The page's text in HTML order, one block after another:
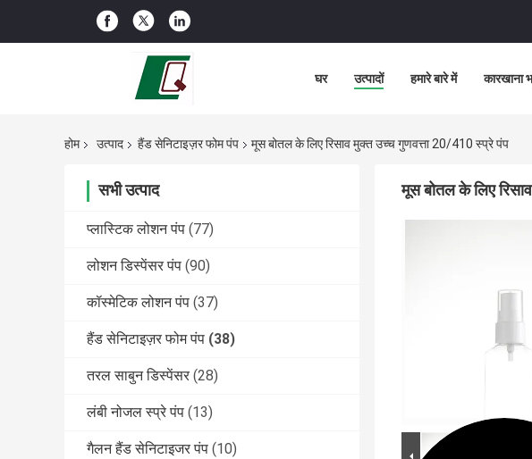
घर उत्पादों हमारे बारे में कारखाना
होम उत्पाद हैंड सेनिटाइज़र फोम पंप मूस बोतल के लिए रिसाव मुक्त उच्च गुणवत्ता 20/410 स्प्रे पंप
सभी उत्पाद
प्लास्टिक लोशन पंप (77)
लोशन डिस्पेंसर पंप (90)
कॉस्मेटिक लोशन पंप (37)
हैंड सेनिटाइज़र फोम पंप (38)
तरल साबुन डिस्पेंसर (28)
लंबी नोजल स्प्रे पंप (13)
गैलन हैंड सेनिटाइजर पंप (10)
मूस बोतल के लिए